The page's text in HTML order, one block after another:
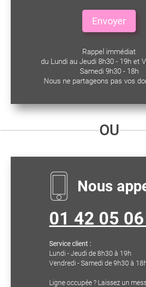
Envoyer
Rappel immédiat
du Lundi au Jeudi 8h30 - 19h et
Samedi 9h30 - 18h
Nous ne partageons pas vos
OU
Nous
01 42 05
Service client :
Lundi - Jeudi de 8h30 à 19h
Vendredi - Samedi de 9h30 à
Ligne occupée ? Laissez un